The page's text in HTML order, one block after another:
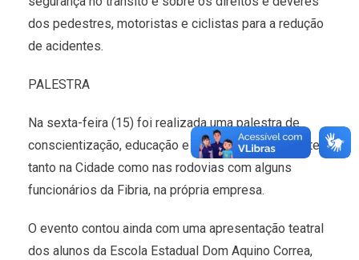
dos pedestres, motoristas e ciclistas para a redução
de acidentes.
PALESTRA
Na sexta-feira (15) foi realizada uma palestra de
conscientização, educação e prevenção de acidentes
tanto na Cidade como nas rodovias com alguns
funcionários da Fibria, na própria empresa.
O evento contou ainda com uma apresentação teatral
dos alunos da Escola Estadual Dom Aquino Correa,